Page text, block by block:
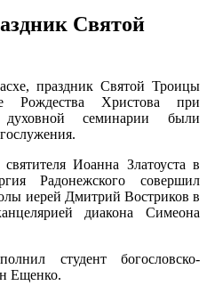
Святой
праздник Святой Троицы
Рождества Христова при
духовной семинарии были
Иоанна Златоуста в
Радонежского совершил
иерей Дмитрий Востриков в
диакона Симеона
студент богословско-
Ещенко.